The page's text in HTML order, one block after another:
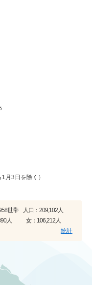
月3日を除く）
世帯 人口： 209,102人
人 女： 106,212人
統計